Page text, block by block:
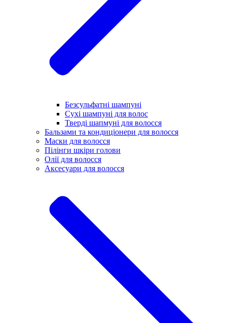
Безсульфатні шампуні
Сухі шампуні для волос
Тверді шапмуні для волосся
Бальзами та кондиціонери для волосся
Маски для волосся
Пілінги шкіри голови
Олії для волосся
Аксесуари для волосся